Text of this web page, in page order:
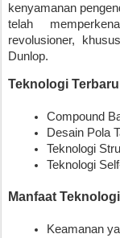
kenyamanan
telah
revolusioner,
Dunlop.
Teknologi
Compound
Desain Pola
Teknologi
Teknologi
Manfaat
Keamanan